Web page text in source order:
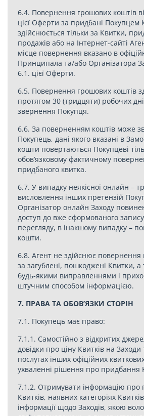
6.4. Повернення грошових коштів
цієї Оферти за придбані Покупцем
здійснюється тільки за Квитки,
продажів або на Інтернет-сайті
місце повернення вказано в
Принципала та/або Організатора
6.1. цієї Оферти.
6.5. Повернення грошових коштів
протягом 30 (тридцяти) робочих
звернення Покупця.
6.6. За поверненням коштів може
Покупець, дані якого вказані в
кошти повертаються Покупцеві
обов’язковому фактичному
придбаного квитка.
6.7. У випадку неякісної онлайн –
висловлення інших претензій
Організатор онлайн Заходу
доступ до вже сформованого
перегляду, в інакшому випадку –
кошти.
6.8. Агент не здійснює повернення
за загублені, пошкоджені Квитки, а
будь-якими виправленнями і
штучним способом інформацією.
7. ПРАВА ТА ОБОВ’ЯЗКИ СТОРІН
7.1. Покупець має право:
7.1.1. Самостійно з відкритих
довідки про ціну Квитків на Заходи
послугах інших офіційних
ухваленні рішення про придбання
7.1.2. Отримувати інформацію про
Квитків, наявних категоріях
інформації щодо Заходів, якою